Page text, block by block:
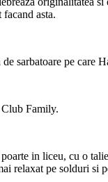
asta.
sarbatoare pe care
Family.
in liceu, cu o
relaxat pe solduri